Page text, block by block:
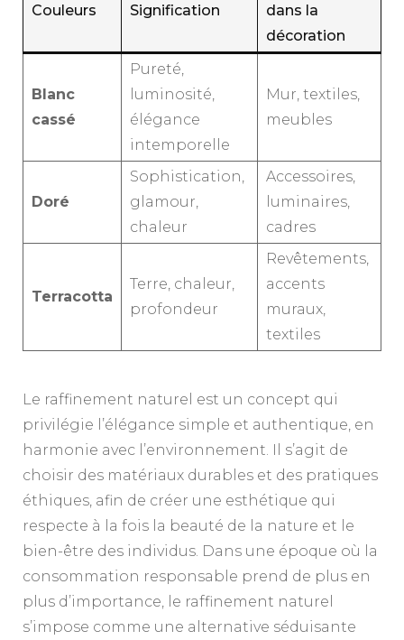
Couleurs Signification
dans la
décoration
Blanc
cassé
Pureté,
luminosité,
élégance
intemporelle
Mur, textiles,
meubles
Doré
Sophistication,
glamour,
chaleur
Accessoires,
luminaires,
cadres
Terracotta
Terre, chaleur,
profondeur
Revêtements,
accents
muraux,
textiles
Le raffinement naturel est un concept qui
privilégie l’élégance simple et authentique, en
harmonie avec l’environnement. Il s’agit de
choisir des matériaux durables et des pratiques
éthiques, afin de créer une esthétique qui
respecte à la fois la beauté de la nature et le
bien-être des individus. Dans une époque où la
consommation responsable prend de plus en
plus d’importance, le raffinement naturel
s’impose comme une alternative séduisante